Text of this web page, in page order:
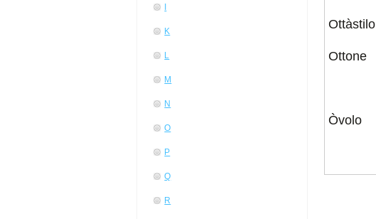
K
L
M
N
O
P
Q
R
Ottàstilo
Ottone
Òvolo